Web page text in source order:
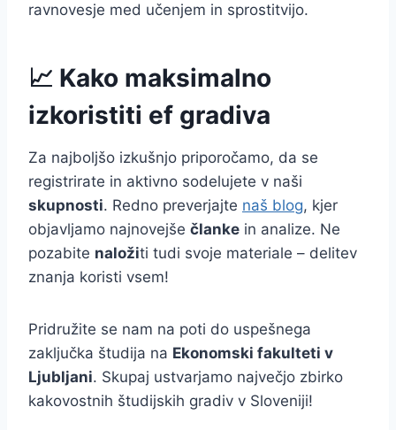
ravnovesje med učenjem in sprostitvijo.
📈 Kako maksimalno
izkoristiti ef gradiva
Za najboljšo izkušnjo priporočamo, da se
registrirate in aktivno sodelujete v naši
skupnosti. Redno preverjajte naš blog, kjer
objavljamo najnovejše članke in analize. Ne
pozabite naložiti tudi svoje materiale – delitev
znanja koristi vsem!
Pridružite se nam na poti do uspešnega
zaključka študija na Ekonomski fakulteti v
Ljubljani. Skupaj ustvarjamo največjo zbirko
kakovostnih študijskih gradiv v Sloveniji!